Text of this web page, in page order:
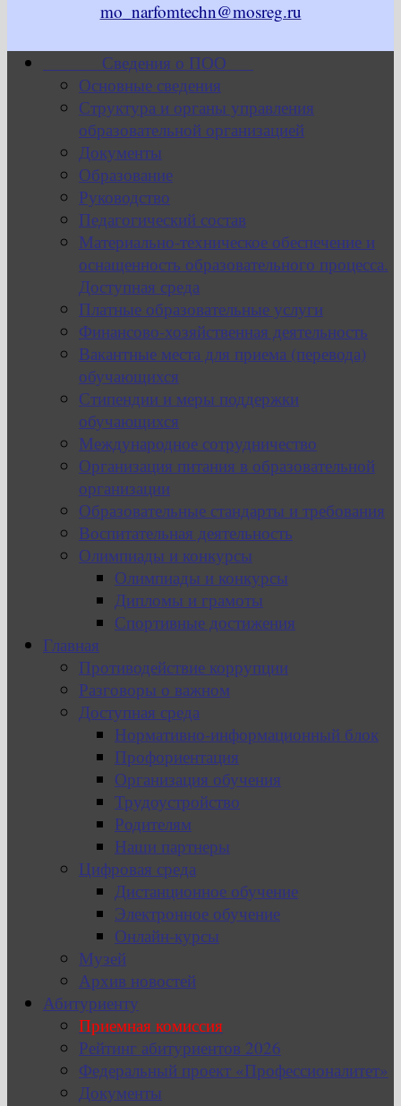
mo_narfomtechn@mosreg.ru
Сведения о ПОО
Основные сведения
Структура и органы управления
образовательной организацией
Документы
Образование
Руководство
Педагогический состав
Материально-техническое обеспечение и
оснащенность образовательного процесса.
Доступная среда
Платные образовательные услуги
Финансово-хозяйственная деятельность
Вакантные места для приема (перевода)
обучающихся
Стипендии и меры поддержки
обучающихся
Международное сотрудничество
Организация питания в образовательной
организации
Образовательные стандарты и требования
Воспитательная деятельность
Олимпиады и конкурсы
Олимпиады и конкурсы
Дипломы и грамоты
Спортивные достижения
Главная
Противодействие коррупции
Разговоры о важном
Доступная среда
Нормативно-информационный блок
Профориентация
Организация обучения
Трудоустройство
Родителям
Наши партнеры
Цифровая среда
Дистанционное обучение
Электронное обучение
Онлайн-курсы
Музей
Архив новостей
Абитуриенту
Приемная комиссия
Рейтинг абитуриентов 2026
Федеральный проект «Профессионалитет»
Документы